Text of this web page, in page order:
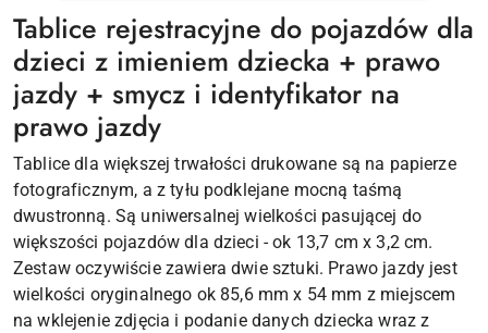
Tablice rejestracyjne do pojazdów dla
dzieci z imieniem dziecka + prawo
jazdy + smycz i identyfikator na
prawo jazdy
Tablice dla większej trwałości drukowane są na papierze
fotograficznym, a z tyłu podklejane mocną taśmą
dwustronną. Są uniwersalnej wielkości pasującej do
większości pojazdów dla dzieci - ok 13,7 cm x 3,2 cm.
Zestaw oczywiście zawiera dwie sztuki. Prawo jazdy jest
wielkości oryginalnego ok 85,6 mm x 54 mm z miejscem
na wklejenie zdjęcia i podanie danych dziecka wraz z